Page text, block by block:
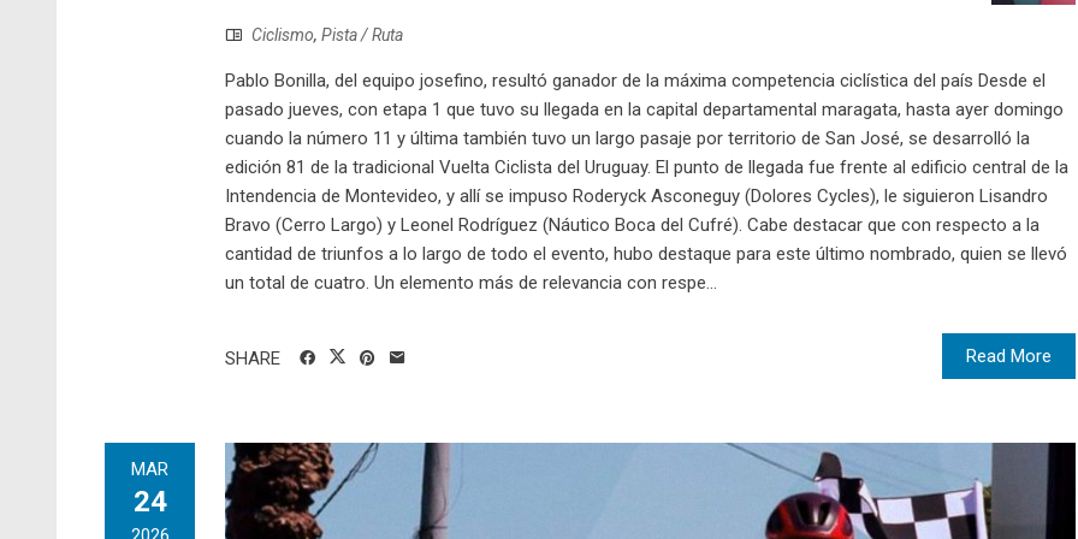
Ciclismo, Pista / Ruta
Pablo Bonilla, del equipo josefino, resultó ganador de la máxima competencia ciclística del país Desde el
pasado jueves, con etapa 1 que tuvo su llegada en la capital departamental maragata, hasta ayer domingo
cuando la número 11 y última también tuvo un largo pasaje por territorio de San José, se desarrolló la
edición 81 de la tradicional Vuelta Ciclista del Uruguay. El punto de llegada fue frente al edificio central de la
Intendencia de Montevideo, y allí se impuso Roderyck Asconeguy (Dolores Cycles), le siguieron Lisandro
Bravo (Cerro Largo) y Leonel Rodríguez (Náutico Boca del Cufré). Cabe destacar que con respecto a la
cantidad de triunfos a lo largo de todo el evento, hubo destaque para este último nombrado, quien se llevó
un total de cuatro. Un elemento más de relevancia con respe...
Read More
SHARE
MAR
24